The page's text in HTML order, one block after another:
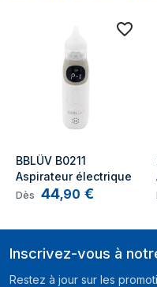
BBLÜV B0211
Aspirateur électrique
Dès 44,90 €
Inscrivez-vous à
Restez à jour sur les